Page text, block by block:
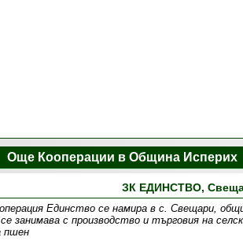
Още Кооперации в Община Исперих
ЗК ЕДИНСТВО,
Единство се намира в с. Свещари,
занимава с производство и търговия на
пшен